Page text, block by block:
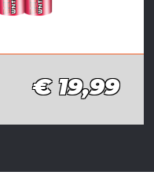
€ 19,99